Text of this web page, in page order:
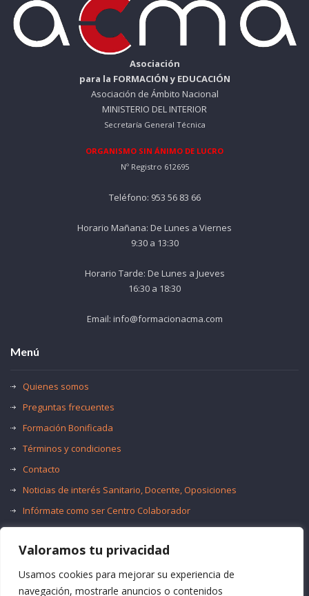
Valoramos tu privacidad
Usamos cookies para mejorar su experiencia de
navegación, mostrarle anuncios o contenidos
Asociación
para la FORMACIÓN y EDUCACIÓN
Asociación de Ámbito Nacional
MINISTERIO DEL INTERIOR
Secretaría General Técnica
ORGANISMO SIN ÁNIMO DE LUCRO
Nº Registro 612695
Teléfono: 953 56 83 66
Horario Mañana: De Lunes a Viernes
9:30 a 13:30
Horario Tarde: De Lunes a Jueves
16:30 a 18:30
Email: info@formacionacma.com
Menú
Quienes somos
Preguntas frecuentes
Formación Bonificada
Términos y condiciones
Contacto
Noticias de interés Sanitario, Docente, Oposiciones
Infórmate como ser Centro Colaborador
Trabaja con nosotros
Oferta de Empleo Público
Bolsas de Empleo